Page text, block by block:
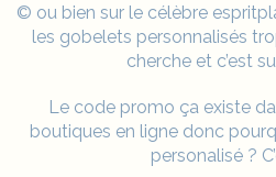
DEMANDE
© ou bien sur le célèbre
les gobelets personnalisés
cherche et c’est
Le code promo ça existe
boutiques en ligne donc
personalisé ?